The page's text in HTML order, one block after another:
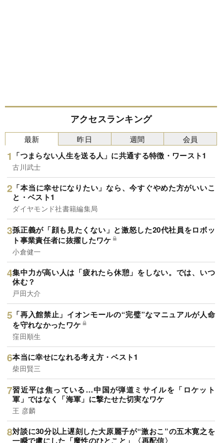
アクセスランキング
最新
「つまらない人生を送る人」に共通する特徴・ワースト1
古川武士
「本当に幸せになりたい」なら、今すぐやめた方がいいこ
と・ベスト1
ダイヤモンド社書籍編集局
孫正義が「顔も見たくない」と激怒した20代社員をロボッ
ト事業責任者に抜擢したワケ
小倉健一
集中力が高い人は「疲れたら休憩」をしない。では、いつ
休む？
戸田大介
「再入館禁止」イオンモールの“完璧”なマニュアルが人命
を守れなかったワケ
窪田順生
本当に幸せになれる考え方・ベスト1
柴田賢三
習近平は焦っている…中国が弾道ミサイルを「ロケット
軍」ではなく「海軍」に撃たせた切実なワケ
王 彦麟
対談に30分以上遅刻した大原麗子が“激おこ”の五木寛之を
一瞬で虜にした「魔性のひとこと」〈再配信〉
昨日 週間 会員